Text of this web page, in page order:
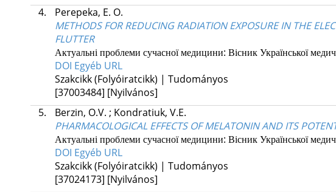
4.
Perepeka, E. O.
METHODS FOR REDUCING RADIATION EXPOSURE IN THE
FLUTTER
Актуальні проблеми сучасної медицини: Вісник Української
DOI Egyéb URL
Szakcikk (Folyóiratcikk) | Tudományos
[37003484] [Nyilvános]
5.
Berzin, O.V. ; Kondratiuk, V.E.
PHARMACOLOGICAL EFFECTS OF MELATONIN AND ITS
Актуальні проблеми сучасної медицини: Вісник Української
DOI Egyéb URL
Szakcikk (Folyóiratcikk) | Tudományos
[37024173] [Nyilvános]